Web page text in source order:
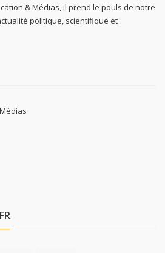
& Médias, il prend le pouls de notre
politique, scientifique et